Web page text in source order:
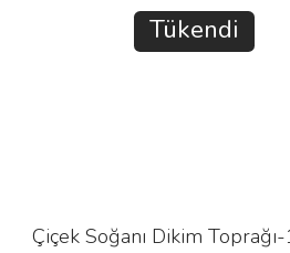
Tükendi
Çiçek Soğanı Dikim